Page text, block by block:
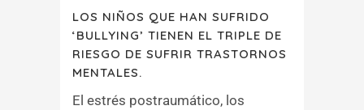
LOS NIÑOS QUE HAN SUFRIDO
‘BULLYING’ TIENEN EL TRIPLE DE
RIESGO DE SUFRIR TRASTORNOS
MENTALES.
El estrés postraumático, los